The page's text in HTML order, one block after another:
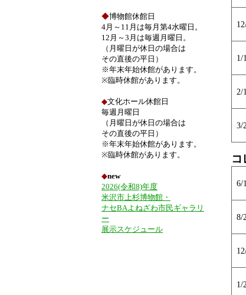
◆博物館休館日
4月～11月は毎月第4水曜日。
12月～3月は毎週月曜日。
（月曜日が休日の場合は
その直後の平日）
※年末年始休館があります。
※臨時休館があります。
◆文化ホール休館日
毎週月曜日
（月曜日が休日の場合は
その直後の平日）
※年末年始休館があります。
※臨時休館があります。
◆new
2026(令和8)年度
米沢市上杉博物館・
ナセBAよねざわ市民ギャラリ
ー
展示スケジュール
1/
2/
3/
コ
6/
8/
1/